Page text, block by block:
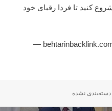
کنید تا فردا رقبای خود
دسته‌ها
دسته‌بندی نشده